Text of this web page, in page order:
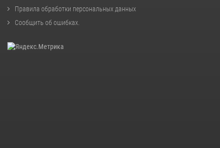
Правила обработки персональных данных
Сообщить об ошибках